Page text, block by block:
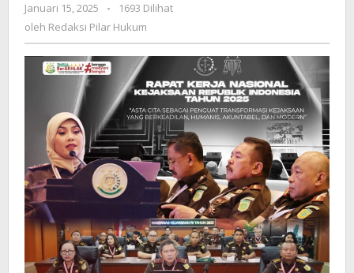
Rapat
Kerja
Nasional
(Rakernas)
Kejaksaan
Tahun
2025
Januari 15, 2025
oleh
Redaksi
Hukum
-
1693 Dilihat
oleh Redaksi Pilar Hukum